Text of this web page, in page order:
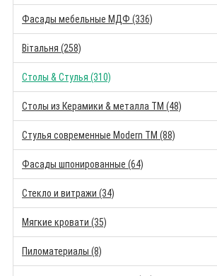
Фасады мебельные МДФ (336)
Вітальня (258)
Столы & Стулья (310)
Столы из Керамики & металла TM (48)
Стулья современные Modern TM (88)
Фасады шпонированные (64)
Стекло и витражи (34)
Мягкие кровати (35)
Пиломатериалы (8)